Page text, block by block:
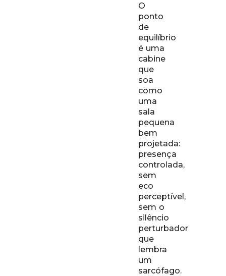
O
ponto
de
equilíbrio
é uma
cabine
que
soa
como
uma
sala
pequena
bem
projetada:
presença
controlada,
sem
eco
perceptível,
sem o
silêncio
perturbador
que
lembra
um
sarcófago.